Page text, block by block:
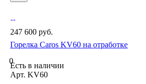
247 600 руб.
Горелка Caros KV60 на отработке
0
Есть в наличии
Арт. KV60